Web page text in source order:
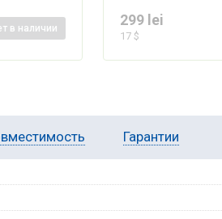
в наличии 299 lei
17 $
Гарантии